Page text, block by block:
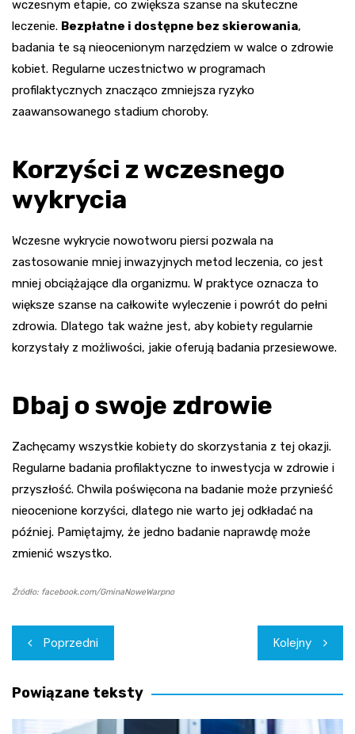
wczesnym etapie, co zwiększa szanse na skuteczne
leczenie. Bezpłatne i dostępne bez skierowania,
badania te są nieocenionym narzędziem w walce o zdrowie
kobiet. Regularne uczestnictwo w programach
profilaktycznych znacząco zmniejsza ryzyko
zaawansowanego stadium choroby.
Korzyści z wczesnego
wykrycia
Wczesne wykrycie nowotworu piersi pozwala na
zastosowanie mniej inwazyjnych metod leczenia, co jest
mniej obciążające dla organizmu. W praktyce oznacza to
większe szanse na całkowite wyleczenie i powrót do pełni
zdrowia. Dlatego tak ważne jest, aby kobiety regularnie
korzystały z możliwości, jakie oferują badania przesiewowe.
Dbaj o swoje zdrowie
Zachęcamy wszystkie kobiety do skorzystania z tej okazji.
Regularne badania profilaktyczne to inwestycja w zdrowie i
przyszłość. Chwila poświęcona na badanie może przynieść
nieocenione korzyści, dlatego nie warto jej odkładać na
później. Pamiętajmy, że jedno badanie naprawdę może
zmienić wszystko.
Źródło: facebook.com/GminaNoweWarpno
Nawigacja
wpisu
Poprzedni Kolejny
Powiązane teksty